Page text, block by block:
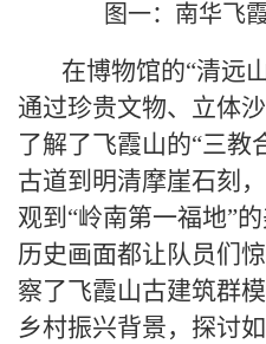
图一：南华飞
在博物馆的“清远
通过珍贵文物、立体
了解了飞霞山的“三教
古道到明清摩崖石刻
观到“岭南第一福地”
历史画面都让队员们
察了飞霞山古建筑群
乡村振兴背景，探讨